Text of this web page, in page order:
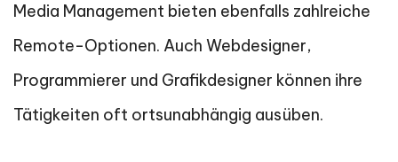
Media Management bieten ebenfalls zahlreiche
Remote-Optionen. Auch Webdesigner,
Programmierer und Grafikdesigner können ihre
Tätigkeiten oft ortsunabhängig ausüben.